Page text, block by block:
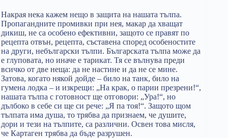
Накрая нека кажем нещо в защита на нашата тълпа.
Пропагандните промивки при нея, макар да хващат
дикиш, не са особено ефективни, защото се правят по
рецепта отвън, рецепта, съставена според особеностите
на други, небългарски тълпи. Българската тълпа може да
е глуповата, но иначе е тарикат. Тя се вълнува преди
всичко от две неща: да не настине и да не се мине.
Затова, когато някой дойде – било на танк, било на
гумена лодка – и изкрещи: „На крак, о парии презрени!“,
нашата тълпа с готовност ще отговори: „Ура!“, но
дълбоко в себе си ще си рече: „Я па тоя!“. Защото щом
тълпата има душа, то трябва да признаем, че душите,
дори и тези на тълпите, са различни. Освен това мисля,
че Картаген трябва да бъде разрушен.